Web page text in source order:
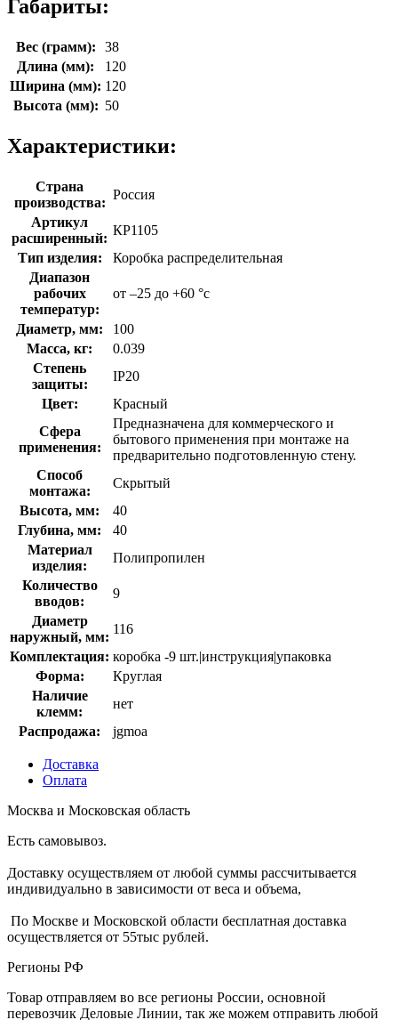
Габариты:
Вес (грамм):
38
Длина (мм):
120
Ширина (мм): 120
Высота (мм): 50
Характеристики:
Страна
производства:
Россия
Артикул
расширенный:
КР1105
Тип изделия:
Коробка распределительная
Диапазон
рабочих
температур:
от –25 до +60 °с
Диаметр, мм:
100
Масса, кг:
0.039
Степень
защиты:
IP20
Цвет:
Красный
Сфера
применения:
Предназначена для коммерческого и
бытового применения при монтаже на
предварительно подготовленную стену.
Способ
монтажа:
Скрытый
Высота, мм:
40
Глубина, мм:
40
Материал
изделия:
Полипропилен
Количество
вводов:
9
Диаметр
наружный, мм:
116
Комплектация: коробка -9 шт.|инструкция|упаковка
Форма:
Круглая
Наличие
клемм:
нет
Распродажа:
jgmoa
Доставка
Оплата
Москва и Московская область
Есть самовывоз.
Доставку осуществляем от любой суммы рассчитывается
индивидуально в зависимости от веса и объема,
По Москве и Московской области бесплатная доставка
осуществляется от 55тыс рублей.
Регионы РФ
Товар отправляем во все регионы России, основной
перевозчик Деловые Линии, так же можем отправить любой